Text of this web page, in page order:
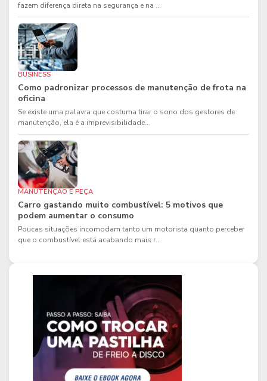
fazem diferença direta na segurança e na ...
BUSINESS
Como padronizar processos de manutenção de frota na
oficina
Se existe uma palavra que costuma tirar o sono dos gestores de
manutenção, ela é a imprevisibilidade...
MANUTENÇÃO E PEÇA
Carro gastando muito combustível: 5 motivos que
podem aumentar o consumo
Poucas situações incomodam tanto um motorista quanto perceber
que o combustível está acabando mais r...